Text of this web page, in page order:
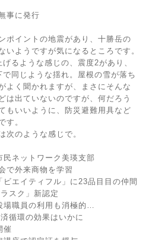
事に発行
ポイントの地震があり、十勝岳の
いようですが気になるところです。
るような感じの、震度2があり、
同じような揺れ。屋根の雪が落ち
よく聞かれますが、まさにそんな
は出ていないのですが、何だろう
もいいように、防災避難用具など
す。
次のような感じで。
ネットワーク美瑛支部
で外来商物を学習
エイティフル」に23品目目の仲間
スク」新認定
場職員の利用も消極的…
循環の効果はいかに
催